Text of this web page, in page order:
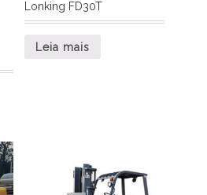
Lonking FD30T
Leia mais